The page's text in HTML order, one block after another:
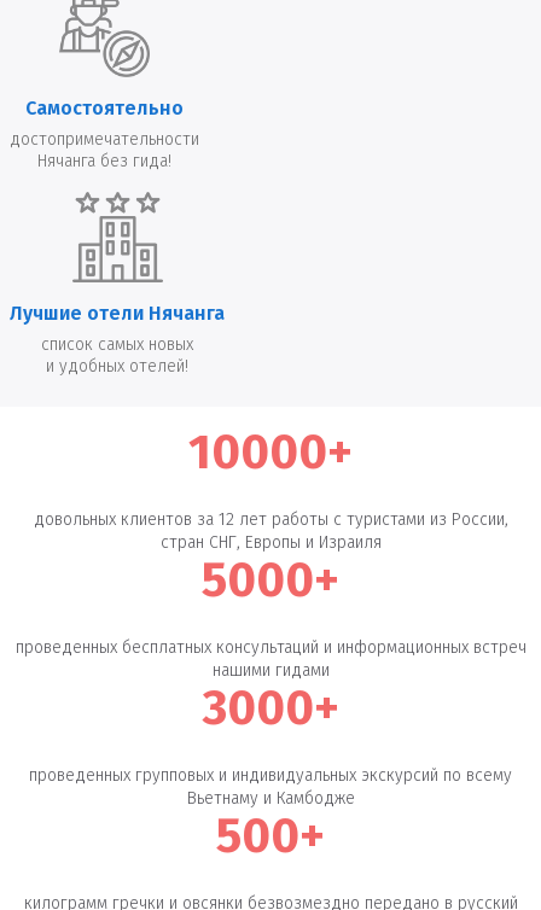
Самостоятельно
достопримечательности
Нячанга без гида!
Лучшие отели Нячанга
список самых новых
и удобных отелей!
10000+
довольных клиентов за 12 лет работы с туристами из России,
стран СНГ, Европы и Израиля
5000+
проведенных бесплатных консультаций и информационных встреч
нашими гидами
3000+
проведенных групповых и индивидуальных экскурсий по всему
Вьетнаму и Камбодже
500+
килограмм гречки и овсянки безвозмездно передано в русский